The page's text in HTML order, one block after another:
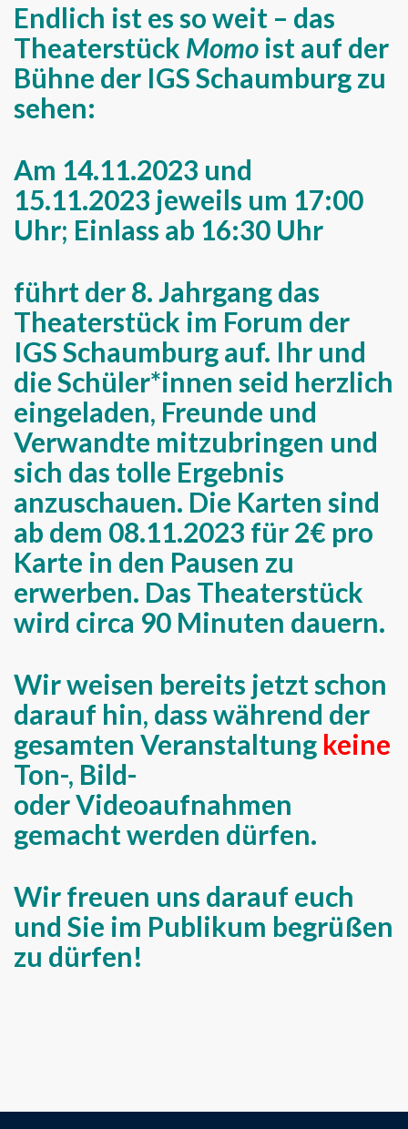
Endlich ist es so weit – das
Theaterstück Momo ist auf der
Bühne der IGS Schaumburg zu
sehen:
Am 14.11.2023 und
15.11.2023 jeweils um 17:00
Uhr; Einlass ab 16:30 Uhr
führt der 8. Jahrgang das
Theaterstück im Forum der
IGS Schaumburg auf. Ihr und
die Schüler*innen seid herzlich
eingeladen, Freunde und
Verwandte mitzubringen und
sich das tolle Ergebnis
anzuschauen. Die Karten sind
ab dem 08.11.2023 für 2€ pro
Karte in den Pausen zu
erwerben. Das Theaterstück
wird circa 90 Minuten dauern.
Wir weisen bereits jetzt schon
darauf hin, dass während der
gesamten Veranstaltung keine
Ton-, Bild-
oder Videoaufnahmen
gemacht werden dürfen.
Wir freuen uns darauf euch
und Sie im Publikum begrüßen
zu dürfen!